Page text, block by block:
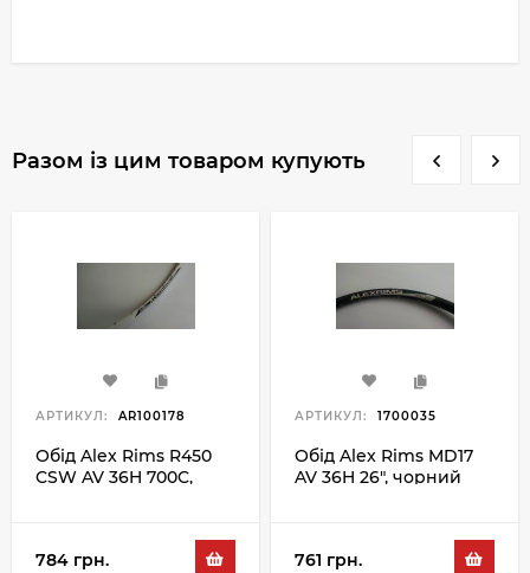
Разом із цим товаром купують
АРТИКУЛ: AR100178
Обід Alex Rims R450
CSW AV 36H 700C,
784 грн.
АРТИКУЛ: 1700035
Обід Alex Rims MD17
AV 36H 26", чорний
761 грн.